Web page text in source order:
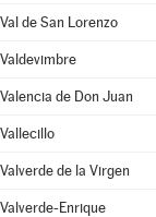
Val de San Lorenzo
Valdevimbre
Valencia de Don Juan
Vallecillo
Valverde de la Virgen
Valverde-Enrique